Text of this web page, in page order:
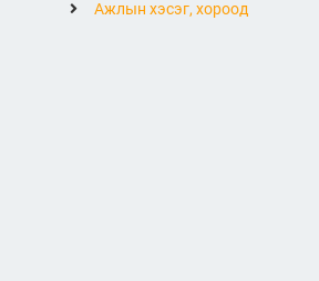
Ажлын хэсэг, хороод